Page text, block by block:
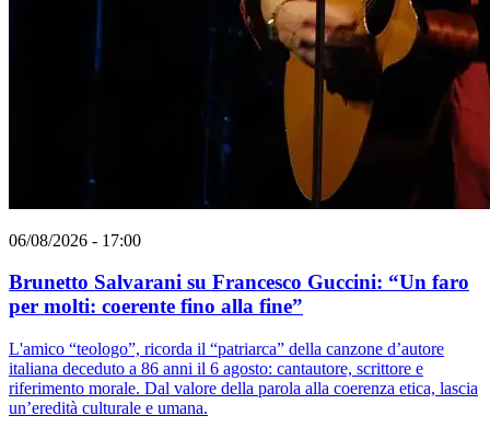
06/08/2026 - 17:00
Brunetto Salvarani su Francesco Guccini: “Un faro
per molti: coerente fino alla fine”
L'amico “teologo”, ricorda il “patriarca” della canzone d’autore
italiana deceduto a 86 anni il 6 agosto: cantautore, scrittore e
riferimento morale. Dal valore della parola alla coerenza etica, lascia
un’eredità culturale e umana.